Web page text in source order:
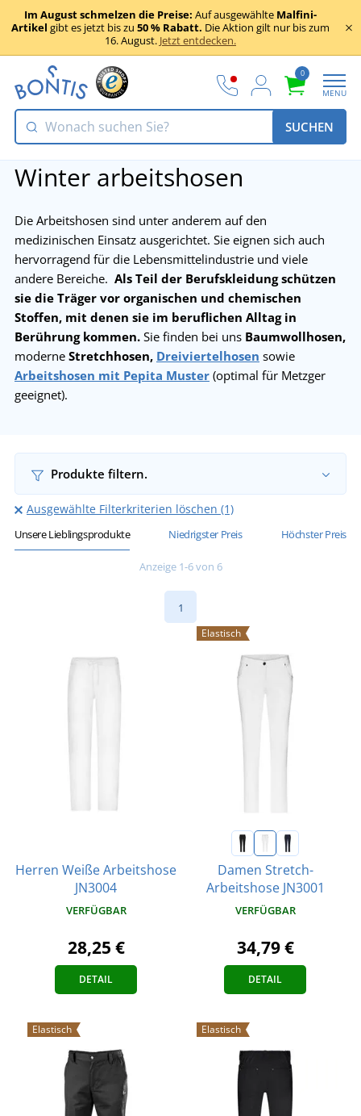
Im August schmelzen die Preise: Auf ausgewählte Malfini-
Artikel gibt es jetzt bis zu 50 % Rabatt. Die Aktion gilt nur bis zum
16. August. Jetzt entdecken.
0
MENU
SUCHEN
Winter arbeitshosen
Die Arbeitshosen sind unter anderem auf den
medizinischen Einsatz ausgerichtet. Sie eignen sich auch
hervorragend für die Lebensmittelindustrie und viele
andere Bereiche. Als Teil der Berufskleidung schützen
sie die Träger vor organischen und chemischen
Stoffen, mit denen sie im beruflichen Alltag in
Berührung kommen. Sie finden bei uns Baumwollhosen,
moderne Stretchhosen, Dreiviertelhosen sowie
Arbeitshosen mit Pepita Muster (optimal für Metzger
geeignet).
Produkte filtern.
Ausgewählte Filterkriterien löschen (1)
Unsere Lieblingsprodukte Niedrigster Preis Höchster Preis
Anzeige 1-6 von 6
1
Herren Weiße Arbeitshose
JN3004
VERFÜGBAR
28,25 €
DETAIL
Elastisch
Damen Stretch-
Arbeitshose JN3001
VERFÜGBAR
34,79 €
DETAIL
Elastisch Elastisch